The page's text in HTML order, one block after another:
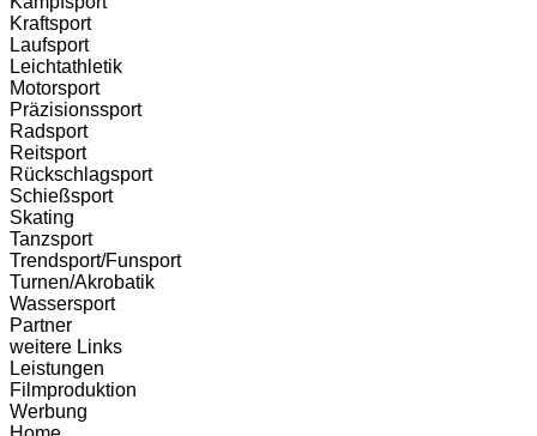
Kraftsport
Laufsport
Leichtathletik
Motorsport
Präzisionssport
Radsport
Reitsport
Rückschlagsport
Schießsport
Skating
Tanzsport
Trendsport/Funsport
Turnen/Akrobatik
Wassersport
Partner
weitere Links
Leistungen
Filmproduktion
Werbung